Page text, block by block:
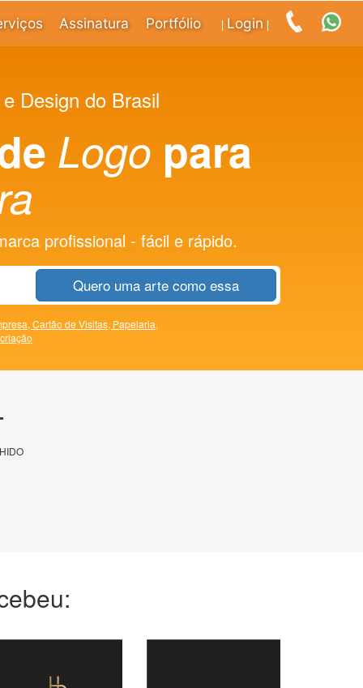
Assinatura Portfólio Login
Design do Brasil
Logo para
profissional - fácil e rápido.
Quero uma arte como essa
Cartão de Visitas, Papelaria,